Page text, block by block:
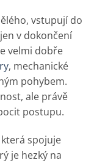
vstupují do
v dokončení
velmi dobře
, mechanické
pohybem.
ale právě
postupu.
spojuje
je hezký na